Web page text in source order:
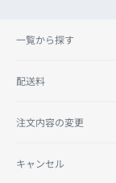
一覧から探す
配送料
注文内容の変更
キャンセル